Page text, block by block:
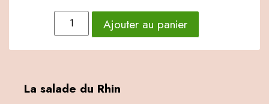
Ajouter au panier
La salade du Rhin